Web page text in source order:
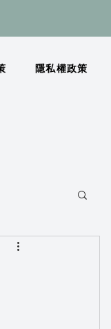
隱私權政策